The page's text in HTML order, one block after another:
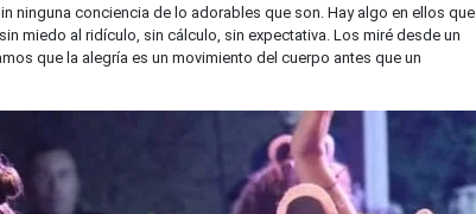
ninguna conciencia de lo adorables que son. Hay algo en ellos que
miedo al ridículo, sin cálculo, sin expectativa. Los miré desde un
que la alegría es un movimiento del cuerpo antes que un